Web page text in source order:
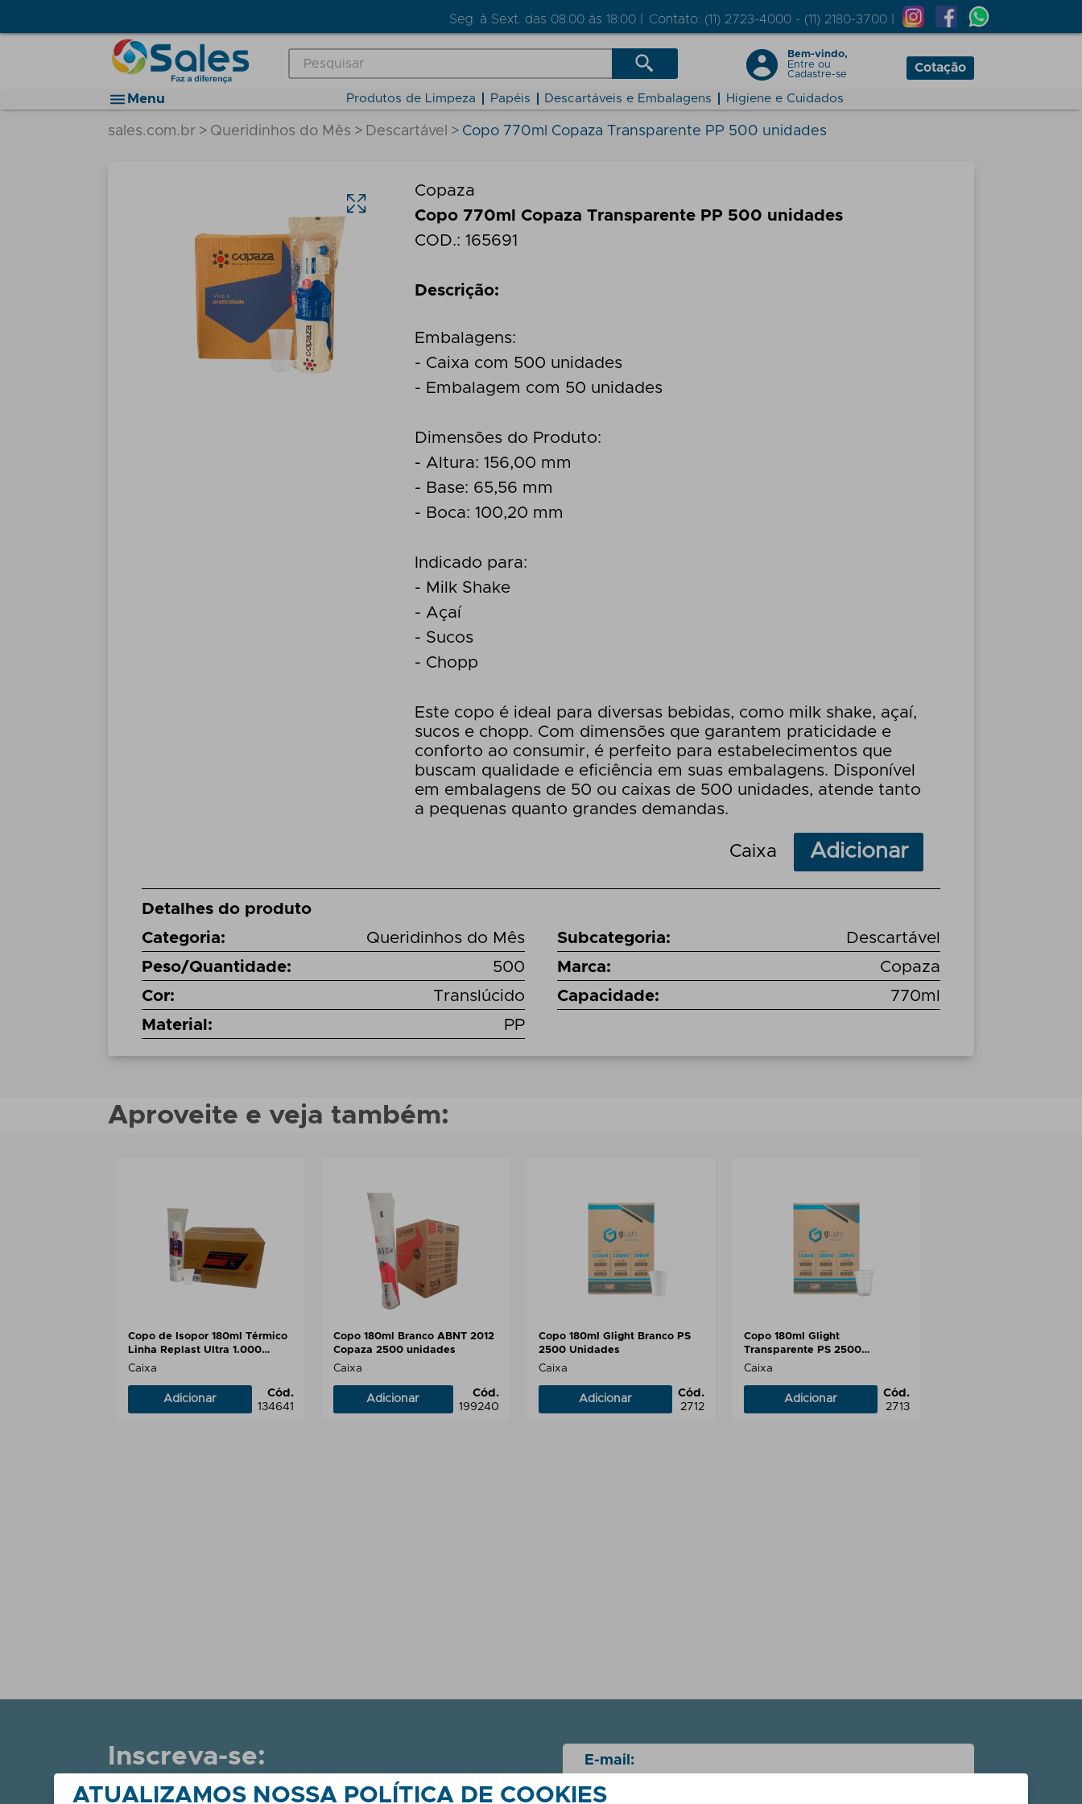
Seg. à Sext. das 08:00 às 18:00 | Contato: (11) 2723-4000 - (11) 2180-3700 |
Bem-vindo,
Entre ou
Cadastre-se
Cotação
Menu Produtos de Limpeza Papéis Descartáveis e Embalagens Higiene e Cuidados
sales.com.br Queridinhos do Mês Descartável Copo 770ml Copaza Transparente PP 500 unidades
Copaza
Copo 770ml Copaza Transparente PP 500 unidades
COD.: 165691
Descrição:
Embalagens:
- Caixa com 500 unidades
- Embalagem com 50 unidades
Dimensões do Produto:
- Altura: 156,00 mm
- Base: 65,56 mm
- Boca: 100,20 mm
Indicado para:
- Milk Shake
- Açaí
- Sucos
- Chopp
Este copo é ideal para diversas bebidas, como milk shake, açaí,
sucos e chopp. Com dimensões que garantem praticidade e
conforto ao consumir, é perfeito para estabelecimentos que
buscam qualidade e eficiência em suas embalagens. Disponível
em embalagens de 50 ou caixas de 500 unidades, atende tanto
a pequenas quanto grandes demandas.
Caixa Adicionar
Detalhes do produto
Categoria: Queridinhos do Mês Subcategoria:
Descartável
Peso/Quantidade: 500 Marca:
Copaza
Cor: Translúcido Capacidade:
770ml
Material : PP
Aproveite e veja também:
Copo de Isopor 180ml Térmico
Linha Replast Ultra 1.000
unidades
Caixa
Adicionar
Cód.
134641
Copo 180ml Branco ABNT 2012
Copaza 2500 unidades
Caixa
Adicionar
Cód.
199240
Copo 180ml Glight Branco PS
2500 Unidades
Caixa
Adicionar
Cód.
2712
Copo 180ml Glight
Transparente PS 2500
Unidades
Caixa
Adicionar
Cód.
2713
Inscreva-se:
Receba dicas, notícias e as
E-mail:
ATUALIZAMOS NOSSA POLÍTICA DE COOKIES